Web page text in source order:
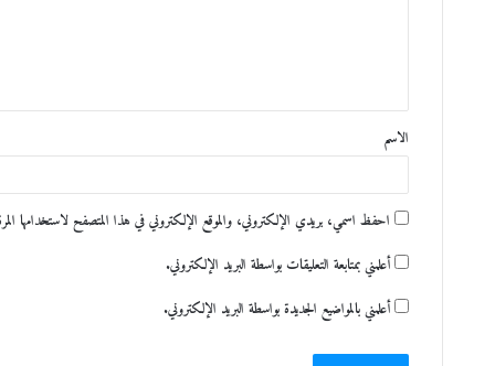
ق
*
الاسم
احفظ اسمي، بريدي الإلكتروني، والموقع الإلكتروني في هذا المتصفح لاستخدامها
أعلمني بمتابعة التعليقات بواسطة البريد الإلكتروني.
أعلمني بالمواضيع الجديدة بواسطة البريد الإلكتروني.